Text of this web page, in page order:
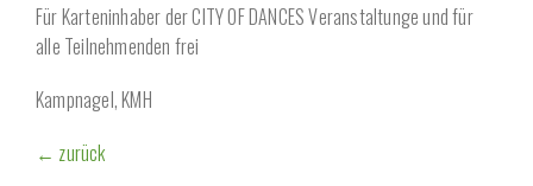
Für Karteninhaber der CITY OF DANCES Veranstaltunge und für
alle Teilnehmenden frei
Kampnagel, KMH
← zurück